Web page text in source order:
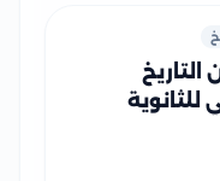
للثانوية